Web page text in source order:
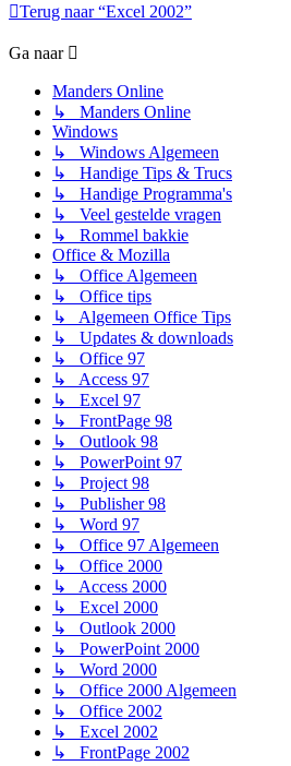
Terug naar “Excel 2002”
Ga naar
Manders Online
↳ Manders Online
Windows
↳ Windows Algemeen
↳ Handige Tips & Trucs
↳ Handige Programma's
↳ Veel gestelde vragen
↳ Rommel bakkie
Office & Mozilla
↳ Office Algemeen
↳ Office tips
↳ Algemeen Office Tips
↳ Updates & downloads
↳ Office 97
↳ Access 97
↳ Excel 97
↳ FrontPage 98
↳ Outlook 98
↳ PowerPoint 97
↳ Project 98
↳ Publisher 98
↳ Word 97
↳ Office 97 Algemeen
↳ Office 2000
↳ Access 2000
↳ Excel 2000
↳ Outlook 2000
↳ PowerPoint 2000
↳ Word 2000
↳ Office 2000 Algemeen
↳ Office 2002
↳ Excel 2002
↳ FrontPage 2002